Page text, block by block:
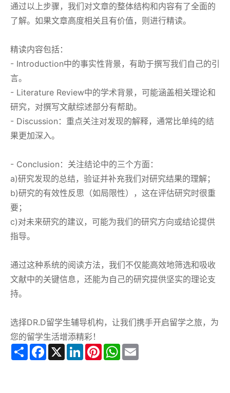
通过以上步骤，我们对文章的整体结构和内容有了全面的
了解。如果文章高度相关且有价值，则进行精读。
精读内容包括：
- Introduction中的事实性背景，有助于撰写我们自己的引
言。
- Literature Review中的学术背景，可能涵盖相关理论和
研究，对撰写文献综述部分有帮助。
- Discussion：重点关注对发现的解释，通常比单纯的结
果更加深入。
- Conclusion：关注结论中的三个方面：
a)研究发现的总结，验证并补充我们对研究结果的理解；
b)研究的有效性反思（如局限性），这在评估研究时很重
要；
c)对未来研究的建议，可能为我们的研究方向或结论提供
指导。
通过这种系统的阅读方法，我们不仅能高效地筛选和吸收
文献中的关键信息，还能为自己的研究提供坚实的理论支
持。
选择DR.D留学生辅导机构，让我们携手开启留学之旅，为
您的留学生活增添精彩！
Share Facebook
X LinkedInPinterestWhatsApp